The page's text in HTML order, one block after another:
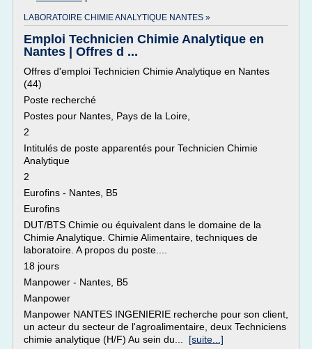
LABORATOIRE CHIMIE ANALYTIQUE NANTES »
Emploi Technicien Chimie Analytique en
Nantes | Offres d ...
Offres d'emploi Technicien Chimie Analytique en Nantes
(44)
Poste recherché
Postes pour Nantes, Pays de la Loire,
2
Intitulés de poste apparentés pour Technicien Chimie
Analytique
2
Eurofins - Nantes, B5
Eurofins
DUT/BTS Chimie ou équivalent dans le domaine de la
Chimie Analytique. Chimie Alimentaire, techniques de
laboratoire. A propos du poste....
18 jours
Manpower - Nantes, B5
Manpower
Manpower NANTES INGENIERIE recherche pour son client,
un acteur du secteur de l'agroalimentaire, deux Techniciens
chimie analytique (H/F) Au sein du... [suite...]